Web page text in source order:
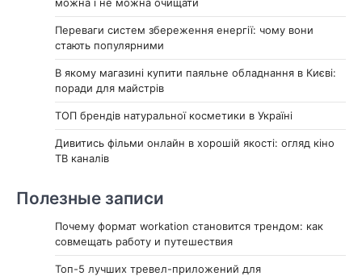
Переваги систем збереження енергії: чому вони
стають популярними
В якому магазині купити паяльне обладнання в Києві:
поради для майстрів
ТОП брендів натуральної косметики в Україні
Дивитись фільми онлайн в хорошій якості: огляд кіно
ТВ каналів
Полезные записи
Почему формат workation становится трендом: как
совмещать работу и путешествия
Топ-5 лучших тревел-приложений для